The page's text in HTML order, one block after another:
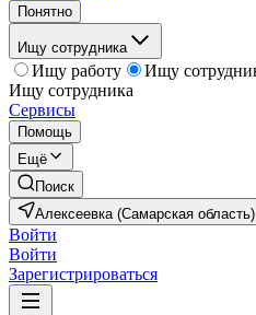
Понятно
Ищу сотрудника
Ищу работу
Ищу
Ищу сотрудника
Сервисы
Помощь
Ещё
Поиск
Алексеевка (Самарская область)
Войти
Войти
Зарегистрироваться